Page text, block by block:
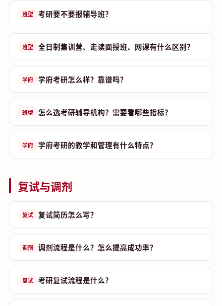
班型 考研要不要报辅导班？
班型 全日制集训营、走读面授班、网课有什么区别？
学府 学府考研怎么样？靠谱吗？
班型 怎么选考研辅导机构？需要看哪些指标？
学府 学府考研的教学和管理有什么特点？
复试与调剂
复试 复试简历怎么写？
调剂 调剂流程是什么？怎么提高成功率？
复试 考研复试流程是什么？